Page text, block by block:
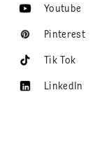
Youtube
Pinterest
Tik Tok
LinkedIn